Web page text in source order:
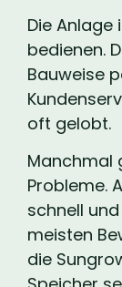
Die Anlage
bedienen.
Bauweise
oft gelobt.
Manchmal
Probleme.
schnell
meisten
die